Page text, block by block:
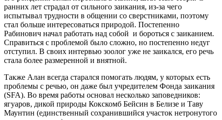
ранних лет страдал от сильного заикания, из-за чего
испытывал трудности в общении со сверстниками, поэтому
стал больше интересоваться природой. Постепенно
Рабинович начал работать над собой и бороться с заиканием.
Справиться с проблемой было сложно, но постепенно недуг
отступил. В своих интервью зоолог уже не заикался, его речь
стала более размеренной и внятной.
Также Алан всегда старался помогать людям, у которых есть
проблемы с речью, он даже был учредителем Фонда заикания
(SFA). Во время работы основал несколько заповедников:
ягуаров, дикой природы Кокскомб Бейсин в Белизе и Таву
Маунтин (единственный сохранившийся участок нетронутого